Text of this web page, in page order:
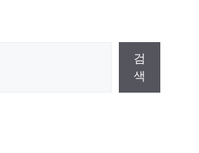
검
색